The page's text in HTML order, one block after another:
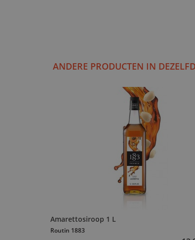
ANDERE PRODUCTEN IN
Amarettosiroop 1 L
Routin 1883